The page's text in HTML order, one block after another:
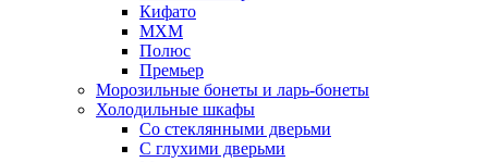
Кифато
МХМ
Полюс
Премьер
Морозильные бонеты и ларь-бонеты
Холодильные шкафы
Со стеклянными дверьми
С глухими дверьми